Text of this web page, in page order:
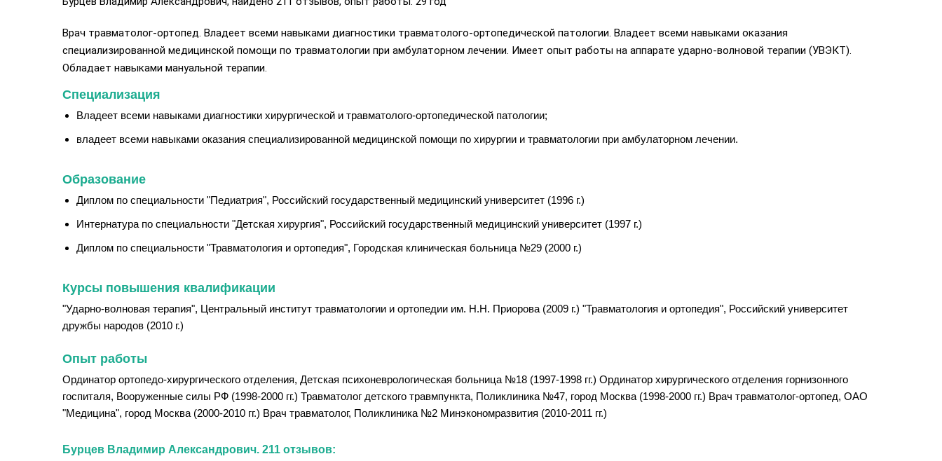
Врач травматолог-ортопед. Владеет всеми навыками диагностики травматолого-ортопедической патологии. Владеет всеми навыками оказания
специализированной медицинской помощи по травматологии при амбулаторном лечении. Имеет опыт работы на аппарате ударно-волновой терапии (УВЭКТ).
Обладает навыками мануальной терапии.
Специализация
Владеет всеми навыками диагностики хирургической и травматолого-ортопедической патологии;
владеет всеми навыками оказания специализированной медицинской помощи по хирургии и травматологии при амбулаторном лечении.
Образование
Диплом по специальности "Педиатрия", Российский государственный медицинский университет (1996 г.)
Интернатура по специальности "Детская хирургия", Российский государственный медицинский университет (1997 г.)
Диплом по специальности "Травматология и ортопедия", Городская клиническая больница №29 (2000 г.)
Курсы повышения квалификации
"Ударно-волновая терапия", Центральный институт травматологии и ортопедии им. Н.Н. Приорова (2009 г.) "Травматология и ортопедия", Российский университет
дружбы народов (2010 г.)
Опыт работы
Ординатор ортопедо-хирургического отделения, Детская психоневрологическая больница №18 (1997-1998 гг.) Ординатор хирургического отделения горнизонного
госпиталя, Вооруженные силы РФ (1998-2000 гг.) Травматолог детского травмпункта, Поликлиника №47, город Москва (1998-2000 гг.) Врач травматолог-ортопед, ОАО
"Медицина", город Москва (2000-2010 гг.) Врач травматолог, Поликлиника №2 Минэкономразвития (2010-2011 гг.)
Бурцев Владимир Александрович. 211 отзывов: